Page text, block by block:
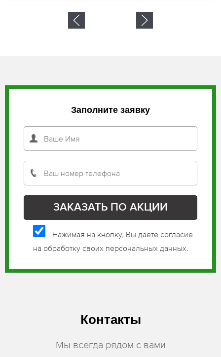
Заполните заявку
Нажимая на кнопку, Вы даете согласие
на обработку своих персональных данных.
Контакты
Мы всегда рядом с вами